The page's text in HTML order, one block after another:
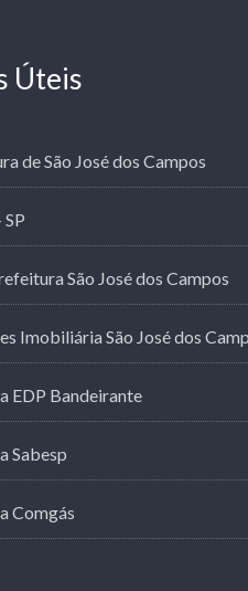
Úteis
de São José dos Campos
São José dos Campos
Imobiliária São José dos
EDP Bandeirante
Sabesp
Comgás